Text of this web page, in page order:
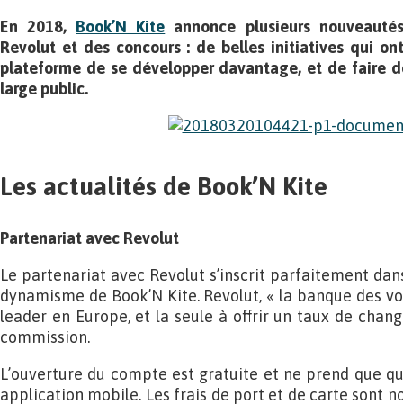
En 2018, Book’N Kite annonce plusieurs
Revolut et des concours : de belles initiatives qui
plateforme de se développer davantage, et de faire
large public.
Les actualités de Book’N Kite
Partenariat avec Revolut
Le partenariat avec Revolut s’inscrit parfaitement
dynamisme de Book’N Kite. Revolut, « la banque des
leader en Europe, et la seule à offrir un taux de
commission.
L’ouverture du compte est gratuite et ne prend que
application mobile. Les frais de port et de carte sont